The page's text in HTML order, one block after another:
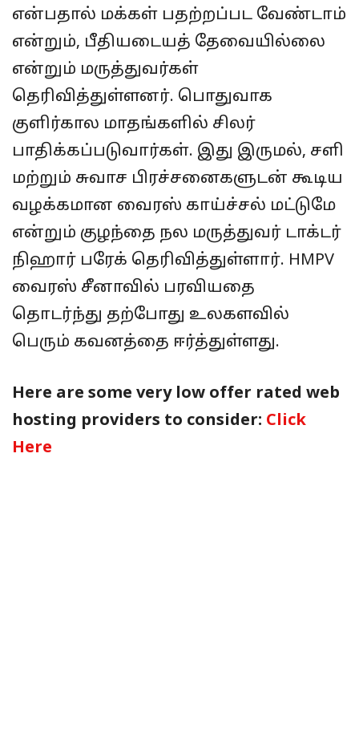
என்பதால் மக்கள் பதற்றப்பட வேண்டாம்
என்றும், பீதியடையத் தேவையில்லை
என்றும் மருத்துவர்கள்
தெரிவித்துள்ளனர். பொதுவாக
குளிர்கால மாதங்களில் சிலர்
பாதிக்கப்படுவார்கள். இது இருமல், சளி
மற்றும் சுவாச பிரச்சனைகளுடன் கூடிய
வழக்கமான வைரஸ் காய்ச்சல் மட்டுமே
என்றும் குழந்தை நல மருத்துவர் டாக்டர்
நிஹார் பரேக் தெரிவித்துள்ளார். HMPV
வைரஸ் சீனாவில் பரவியதை
தொடர்ந்து தற்போது உலகளவில்
பெரும் கவனத்தை ஈர்த்துள்ளது.
Here are some very low offer rated web
hosting providers to consider: Click
Here